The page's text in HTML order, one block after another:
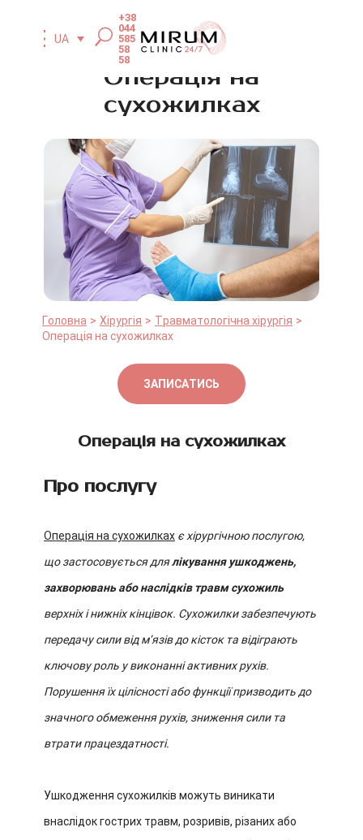
UA
+38
044
585
58
58
Операція на
сухожилках
Головна Хірургія
Травматологічна хірургія
Операція на сухожилках
ЗАПИСАТИСЬ
Операція на сухожилках
Про послугу
Операція на сухожилках є хірургічною послугою,
що застосовується длялікування ушкоджень,
захворювань або наслідків травм сухожиль
верхніх і нижніх кінцівок. Сухожилки забезпечують
передачу сили від м’язів до кісток та відіграють
ключову роль у виконанні активних рухів.
Порушення їх цілісності або функції призводить до
значного обмеження рухів, зниження сили та
втрати працездатності.
Ушкодження сухожилків можуть виникати
внаслідок гострих травм, розривів, різаних або